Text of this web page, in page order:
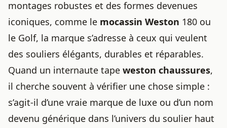
montages robustes et des formes devenues
iconiques, comme le mocassin Weston 180 ou
le Golf, la marque s’adresse à ceux qui veulent
des souliers élégants, durables et réparables.
Quand un internaute tape weston chaussures,
il cherche souvent à vérifier une chose simple :
s’agit-il d’une vraie marque de luxe ou d’un nom
devenu générique dans l’univers du soulier haut